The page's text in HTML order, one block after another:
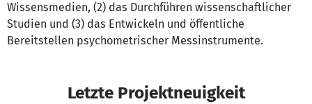
Wissensmedien, (2) das Durchführen wissenschaftlicher
Studien und (3) das Entwickeln und öffentliche
Bereitstellen psychometrischer Messinstrumente.
Letzte Projektneuigkeit